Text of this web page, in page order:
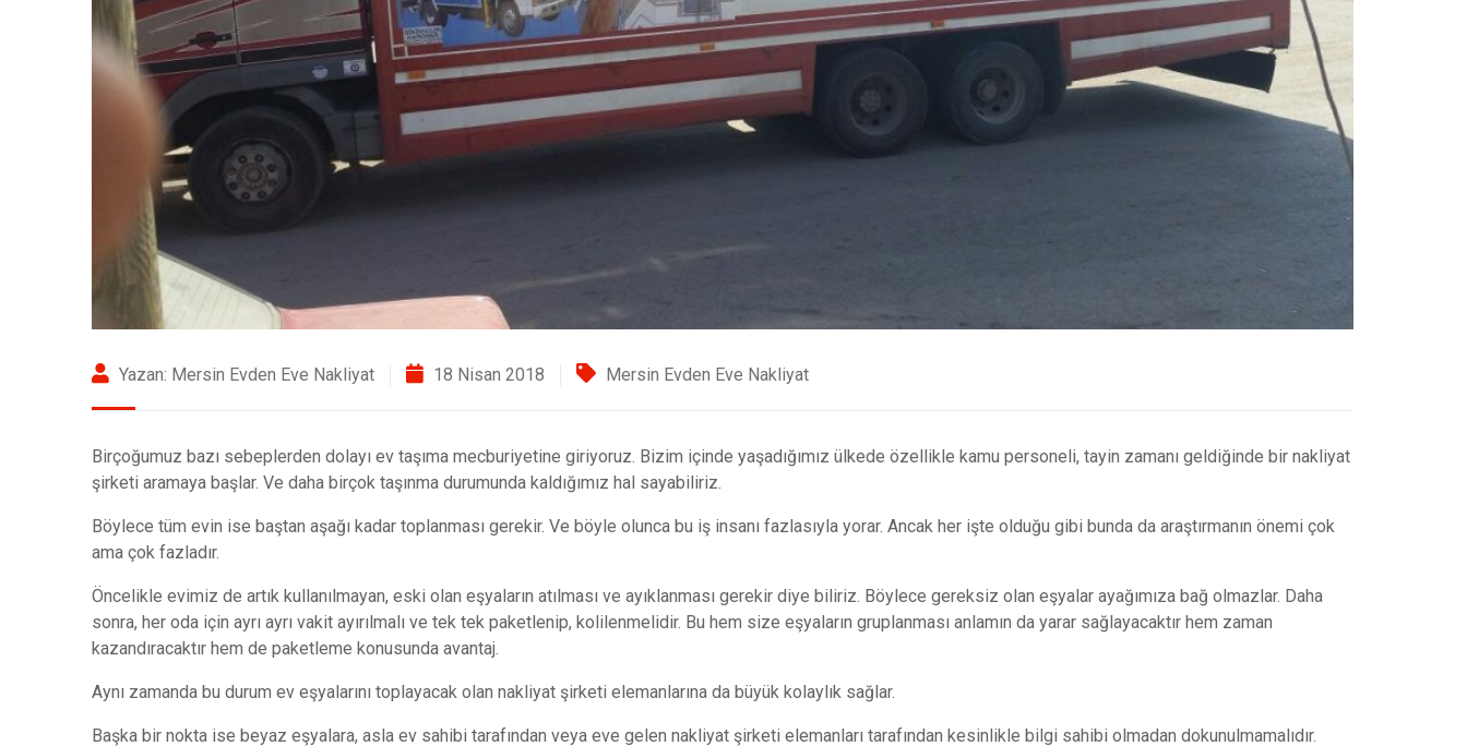
Yazan: Mersin Evden Eve Nakliyat 18 Nisan 2018 Mersin Evden Eve Nakliyat
Birçoğumuz bazı sebeplerden dolayı ev taşıma mecburiyetine giriyoruz. Bizim içinde yaşadığımız ülkede özellikle kamu personeli, tayin zamanı geldiğinde bir nakliyat
şirketi aramaya başlar. Ve daha birçok taşınma durumunda kaldığımız hal sayabiliriz.
Böylece tüm evin ise baştan aşağı kadar toplanması gerekir. Ve böyle olunca bu iş insanı fazlasıyla yorar. Ancak her işte olduğu gibi bunda da araştırmanın önemi çok
ama çok fazladır.
Öncelikle evimiz de artık kullanılmayan, eski olan eşyaların atılması ve ayıklanması gerekir diye biliriz. Böylece gereksiz olan eşyalar ayağımıza bağ olmazlar. Daha
sonra, her oda için ayrı ayrı vakit ayırılmalı ve tek tek paketlenip, kolilenmelidir. Bu hem size eşyaların gruplanması anlamın da yarar sağlayacaktır hem zaman
kazandıracaktır hem de paketleme konusunda avantaj.
Aynı zamanda bu durum ev eşyalarını toplayacak olan nakliyat şirketi elemanlarına da büyük kolaylık sağlar.
Başka bir nokta ise beyaz eşyalara, asla ev sahibi tarafından veya eve gelen nakliyat şirketi elemanları tarafından kesinlikle bilgi sahibi olmadan dokunulmamalıdır.